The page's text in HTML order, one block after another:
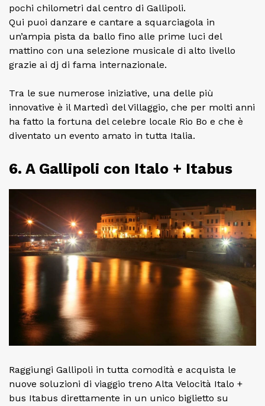
pochi chilometri dal centro di Gallipoli.
Qui puoi danzare e cantare a squarciagola in
un’ampia pista da ballo fino alle prime luci del
mattino con una selezione musicale di alto livello
grazie ai dj di fama internazionale.
Tra le sue numerose iniziative, una delle più
innovative è il Martedì del Villaggio, che per molti anni
ha fatto la fortuna del celebre locale Rio Bo e che è
diventato un evento amato in tutta Italia.
6. A Gallipoli con Italo + Itabus
Raggiungi Gallipoli in tutta comodità e acquista le
nuove soluzioni di viaggio treno Alta Velocità Italo +
bus Itabus direttamente in un unico biglietto su